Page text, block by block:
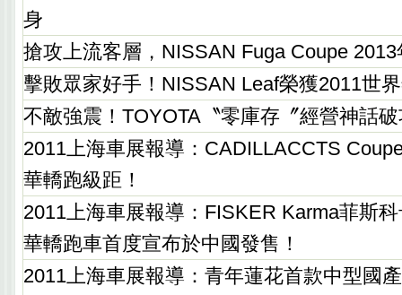
身
搶攻上流客層，NISSAN Fuga Coupe
擊敗眾家好手！NISSAN Leaf榮獲2011世
不敵強震！TOYOTA〝零庫存〞經營神話
2011上海車展報導：CADILLACCTS
華轎跑級距！
2011上海車展報導：FISKER Karma菲斯
華轎跑車首度宣布於中國發售！
2011上海車展報導：青年蓮花首款中型國